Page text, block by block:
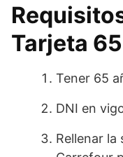
Tarjeta
Tener 65
DNI en
Rellenar la